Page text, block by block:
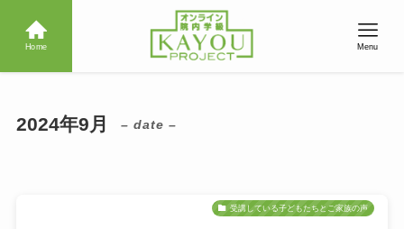
Home Menu
2024年9月 – date –
受講している子どもたちとご家族の声